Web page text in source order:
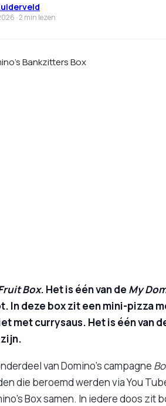
·2 min lezen
Box. Het is één van de My
In deze box zit een mini-pizza
met currysaus. Het is één van
van Domino’s campagne
die beroemd werden via You
Box samen. In iedere doos